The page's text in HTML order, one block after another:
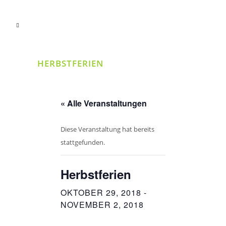
HERBSTFERIEN
« Alle Veranstaltungen
Diese Veranstaltung hat bereits
stattgefunden.
Herbstferien
OKTOBER 29, 2018 -
NOVEMBER 2, 2018